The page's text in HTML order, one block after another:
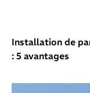
Installation de
: 5 avantages